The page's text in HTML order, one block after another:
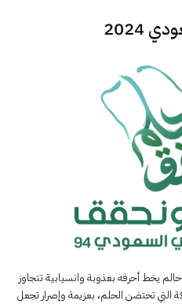
2024
يخط أحرفه بعذوبة وانسيابية تتجاوز
تحتضن الحلم، بعزيمة وإصرار تجعل